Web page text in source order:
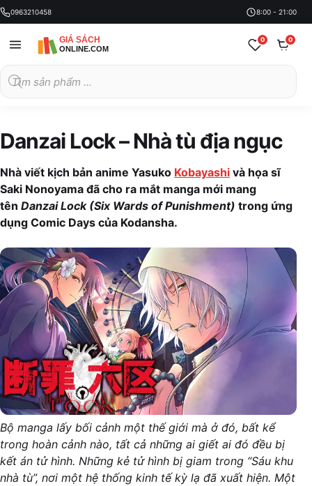
0963210458 8:00 - 21:00
kiếm
sản
0 0
Danzai Lock – Nhà tù địa ngục
Nhà viết kịch bản anime Yasuko Kobayashi và họa sĩ
Saki Nonoyama đã cho ra mắt manga mới mang
tên Danzai Lock (Six Wards of Punishment) trong ứng
dụng Comic Days của Kodansha.
Bộ manga lấy bối cảnh một thế giới mà ở đó, bất kể
trong hoàn cảnh nào, tất cả những ai giết ai đó đều bị
kết án tử hình. Những kẻ tử hình bị giam trong “Sáu khu
nhà tù”, nơi một hệ thống kinh tế kỳ lạ đã xuất hiện. Một